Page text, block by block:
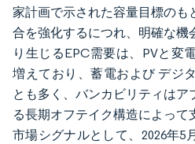
家計画で示された容量目標のも
合を強化するにつれ、明確な機
り生じるEPC需要は、PVと変
増えており、蓄電および デジ
とも多く、バンカビリティはア
る長期オフテイク構造によって
市場シグナルとして、2026年5